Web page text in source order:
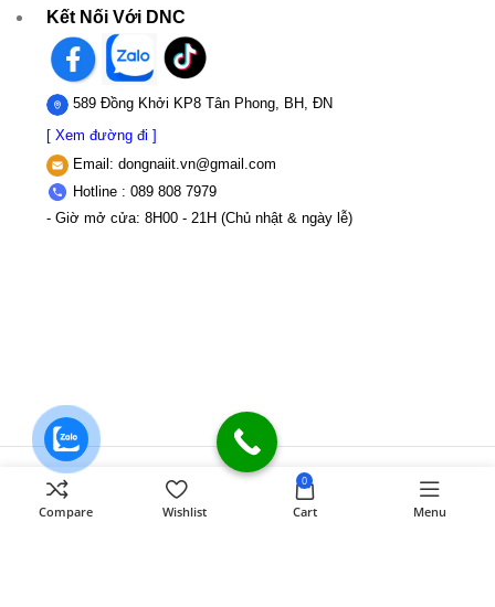
Kết Nối Với DNC
589 Đồng Khởi KP8 Tân Phong, BH, ĐN
[ Xem đường đi ]
Email: dongnaiit.vn@gmail.com
Hotline : 089 808 7979
- Giờ mở cửa: 8H00 - 21H (Chủ nhật & ngày lễ)
CÔNG TY TNHH VI TÍNH ĐỒNG NAI
589,Đồng Khởi, KP8, P.Tân Triều, Tỉnh
Đồng Nai
MST: 3603507123 Sở Kế
Compare Wishlist
0
Cart Menu